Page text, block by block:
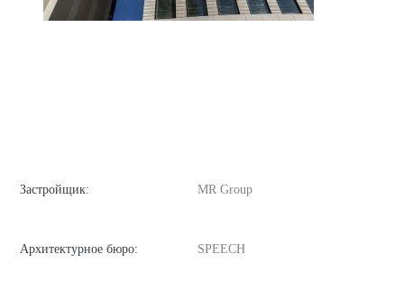
Застройщик: MR Group
Архитектурное бюро: SPEECH